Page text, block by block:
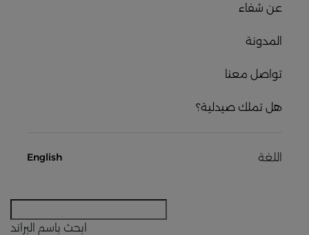
عن شفاء
المدونة
تواصل معنا
هل تملك صيدلية؟
اللغة English
ابحث باسم البراند